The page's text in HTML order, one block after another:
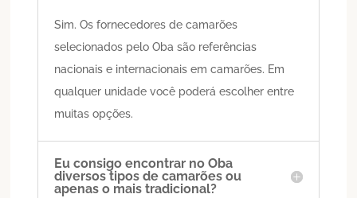
Sim. Os fornecedores de camarões
selecionados pelo Oba são referências
nacionais e internacionais em camarões. Em
qualquer unidade você poderá escolher entre
muitas opções.
Eu consigo encontrar no Oba
diversos tipos de camarões ou
apenas o mais tradicional?